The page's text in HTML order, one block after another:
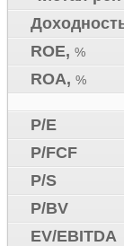
ROE, %
ROA, %
P/E
P/FCF
P/S
P/BV
EV/EBITDA